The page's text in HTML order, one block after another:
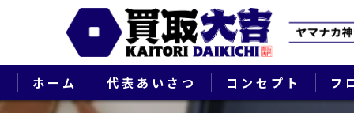
ホーム 代表あいさつ コンセプト フ